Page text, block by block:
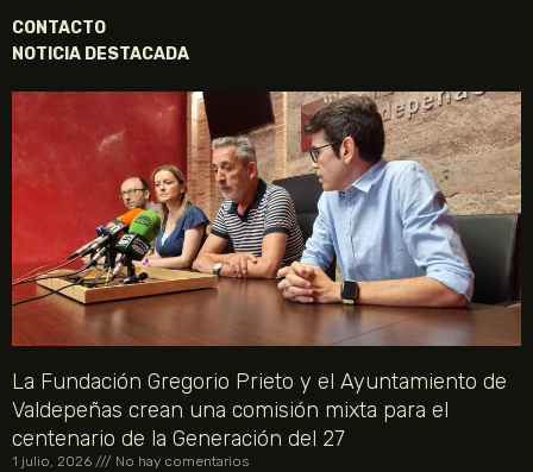
CONTACTO
NOTICIA DESTACADA
La Fundación Gregorio Prieto y el Ayuntamiento de
Valdepeñas crean una comisión mixta para el
centenario de la Generación del 27
1 julio, 2026 No hay comentarios